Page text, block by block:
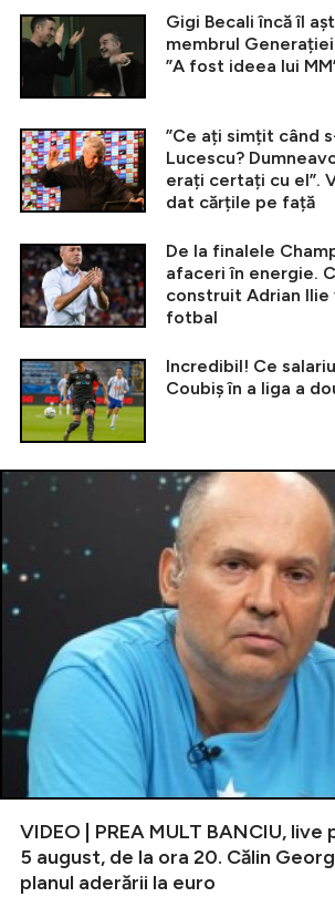
Gigi Becali încă îl
membrul Generației
”A fost ideea lui
”Ce ați simțit când
Lucescu?
erați certați cu el”.
dat cărțile pe față
De la finalele
afaceri în energie.
construit Adrian Ilie
fotbal
Incredibil! Ce
Coubiș în a liga a
VIDEO | PREA MULT BANCIU,
5 august, de la ora 20. Călin
planul aderării la euro